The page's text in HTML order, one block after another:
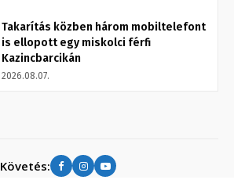
Takarítás közben három mobiltelefont
is ellopott egy miskolci férfi
Kazincbarcikán
2026.08.07.
Követés: